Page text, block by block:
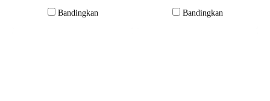
Bandingkan Bandingkan